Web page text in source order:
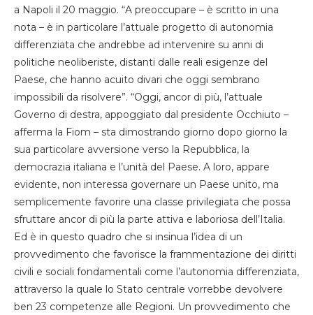
a Napoli il 20 maggio. “A preoccupare – è scritto in una
nota – è in particolare l’attuale progetto di autonomia
differenziata che andrebbe ad intervenire su anni di
politiche neoliberiste, distanti dalle reali esigenze del
Paese, che hanno acuito divari che oggi sembrano
impossibili da risolvere”. “Oggi, ancor di più, l’attuale
Governo di destra, appoggiato dal presidente Occhiuto –
afferma la Fiom – sta dimostrando giorno dopo giorno la
sua particolare avversione verso la Repubblica, la
democrazia italiana e l’unità del Paese. A loro, appare
evidente, non interessa governare un Paese unito, ma
semplicemente favorire una classe privilegiata che possa
sfruttare ancor di più la parte attiva e laboriosa dell’Italia.
Ed è in questo quadro che si insinua l’idea di un
provvedimento che favorisce la frammentazione dei diritti
civili e sociali fondamentali come l’autonomia differenziata,
attraverso la quale lo Stato centrale vorrebbe devolvere
ben 23 competenze alle Regioni. Un provvedimento che